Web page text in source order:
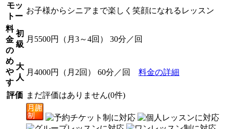
モッ
トー
お子様からシニアまで楽しく笑顔になれるレッスン
料
金
の
め
や
す
初
級
月5500円（月3～4回） 30分／回
大
人
月4000円（月2回） 60分／回 料金の詳細
評価 まだ評価はありません(0件)